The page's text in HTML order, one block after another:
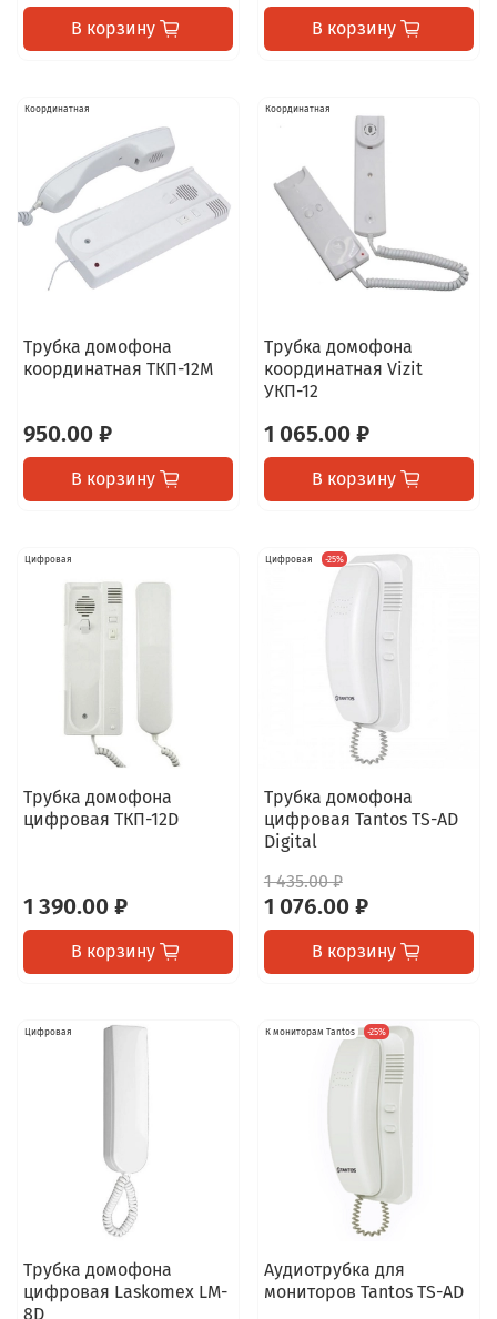
В корзину В корзину
Координатная
Трубка домофона
координатная ТКП-12М
950.00 ₽
В корзину
Координатная
Трубка домофона
координатная Vizit
УКП-12
1 065.00 ₽
В корзину
Цифровая
Трубка домофона
цифровая ТКП-12D
1 390.00 ₽
В корзину
Цифровая -25%
Трубка домофона
цифровая Tantos TS-AD
Digital
1 435.00 ₽
1 076.00 ₽
В корзину
Цифровая
Трубка домофона
цифровая Laskomex LM-
8D
К мониторам Tantos -25%
Аудиотрубка для
мониторов Tantos TS-AD